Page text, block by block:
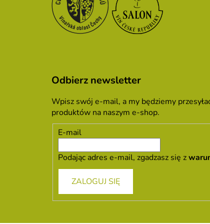
Odbierz newsletter
Wpisz swój e-mail, a my będziemy
produktów na naszym e-shop.
E-mail
Podając adres e-mail, zgadzasz się z
ZALOGUJ SIĘ